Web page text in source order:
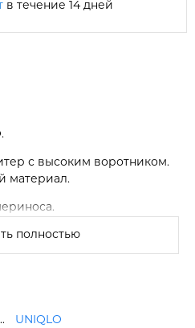
в течение 14 дней
с высоким воротником.
материал.
контуры тела.
полностью
UNIQLO